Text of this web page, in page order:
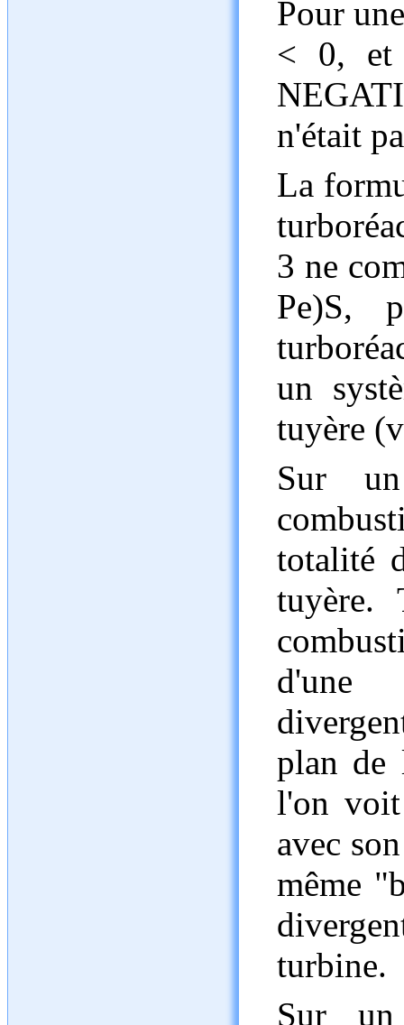
Pour
< 0, et
n'était
La
3 ne
Pe)S,
un
tuyère
Sur
totalité
tuyère.
d'une
plan de
l'on voit
avec
même
turbine.
Sur